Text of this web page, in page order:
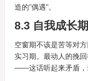
造的"偶遇"。
8.3 自我成长
空窗期不该是苦等对
实习期。最动人的挽
——这话听起来矛盾，